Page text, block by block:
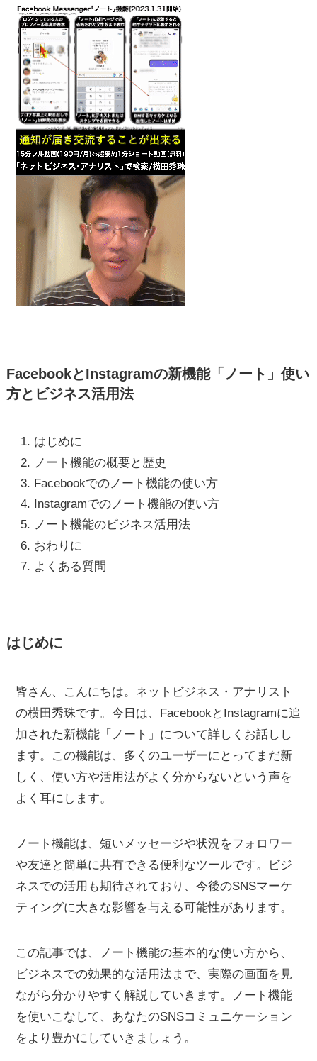
FacebookとInstagramの新機能「ノート」使い
方とビジネス活用法
はじめに
ノート機能の概要と歴史
Facebookでのノート機能の使い方
Instagramでのノート機能の使い方
ノート機能のビジネス活用法
おわりに
よくある質問
はじめに
皆さん、こんにちは。ネットビジネス・アナリスト
の横田秀珠です。今日は、FacebookとInstagramに追
加された新機能「ノート」について詳しくお話しし
ます。この機能は、多くのユーザーにとってまだ新
しく、使い方や活用法がよく分からないという声を
よく耳にします。
ノート機能は、短いメッセージや状況をフォロワー
や友達と簡単に共有できる便利なツールです。ビジ
ネスでの活用も期待されており、今後のSNSマーケ
ティングに大きな影響を与える可能性があります。
この記事では、ノート機能の基本的な使い方から、
ビジネスでの効果的な活用法まで、実際の画面を見
ながら分かりやすく解説していきます。ノート機能
を使いこなして、あなたのSNSコミュニケーション
をより豊かにしていきましょう。